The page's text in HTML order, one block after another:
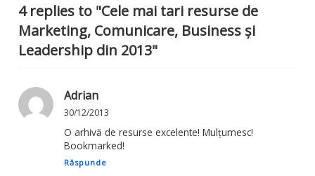
4 replies to "Cele mai tari resurse de
Marketing, Comunicare, Business și
Leadership din 2013"
Adrian
30/12/2013
O arhivă de resurse excelente! Mulțumesc!
Bookmarked!
Răspunde